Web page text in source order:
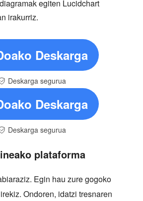
egiten Lucidchart
irakurriz.
Deskarga
Deskarga segurua
Deskarga
Deskarga segurua
plataforma
Egin hau zure gogoko
Ondoren, idatzi tresnaren